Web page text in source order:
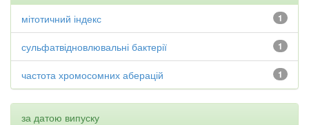
1
мітотичний індекс
1
сульфатвідновлювальні бактерії
1
частота хромосомних аберацій
за датою випуску